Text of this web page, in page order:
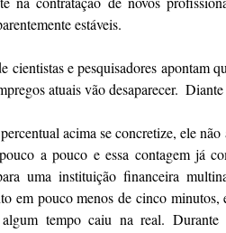
estáveis.
cientistas e pesquisadores apontam
atuais vão desaparecer.
acima se concretize, ele
a pouco e essa contagem já
uma instituição financeira
em pouco menos de cinco
tempo caiu na real. Durante